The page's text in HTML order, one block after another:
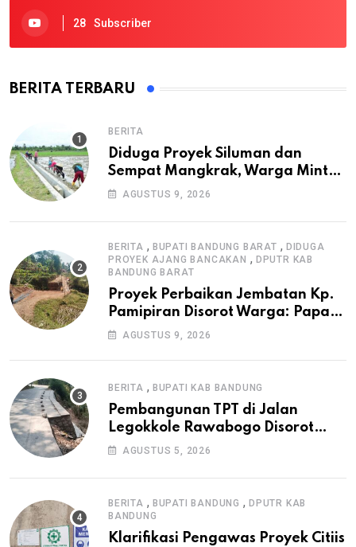
28 Subscriber
BERITA TERBARU
BERITA
Diduga Proyek Siluman dan
Sempat Mangkrak, Warga Minta
APH Usut Tuntas Pembangunan
AGUSTUS 9, 2026
BERITA , BUPATI BANDUNG BARAT , DIDUGA
PROYEK AJANG BANCAKAN , DPUTR KAB
BANDUNG BARAT
Proyek Perbaikan Jembatan Kp.
Pamipiran Disorot Warga: Papan
Informasi Tak Cantumkan PPK,
AGUSTUS 9, 2026
BERITA , BUPATI KAB BANDUNG
Pembangunan TPT di Jalan
Legokkole Rawabogo Disorot
Warga, Selesai Tanpa Papan
AGUSTUS 5, 2026
BERITA , BUPATI BANDUNG ,DPUTR KAB
BANDUNG
Klarifikasi Pengawas Proyek Citiis